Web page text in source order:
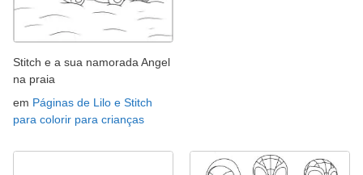
Stitch e a sua namorada Angel
na praia
em Páginas de Lilo e Stitch
para colorir para crianças